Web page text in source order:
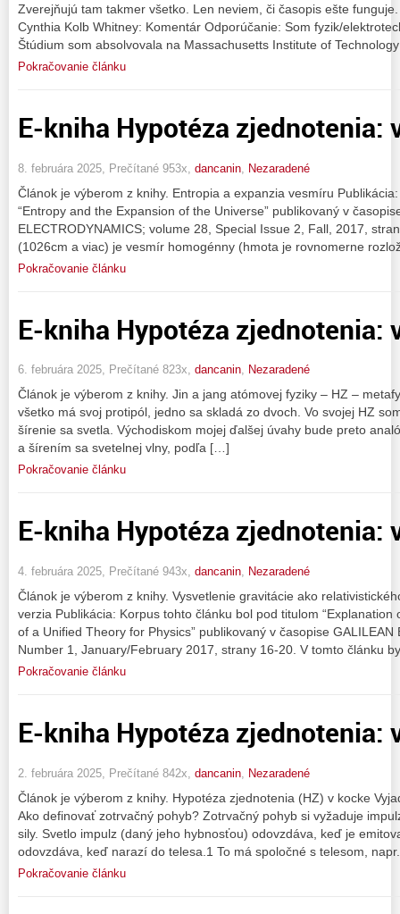
Zverejňujú tam takmer všetko. Len neviem, či časopis ešte
Cynthia Kolb Whitney: Komentár Odporúčanie: Som fyzik/
Štúdium som absolvovala na Massachusetts Institute of
Pokračovanie článku
E-kniha Hypotéza zjednotenia:
8. februára 2025, Prečítané 953x, dancanin Nezaradené
Článok je výberom z knihy. Entropia a expanzia vesmíru
“Entropy and the Expansion of the Universe” publikovaný v
ELECTRODYNAMICS; volume 28, Special Issue 2, Fall, 2017,
(1026cm a viac) je vesmír homogénny (hmota je rovnomerne
Pokračovanie článku
E-kniha Hypotéza zjednotenia:
6. februára 2025, Prečítané 823x, dancanin, Nezaradené
Článok je výberom z knihy. Jin a jang atómovej fyziky – HZ –
všetko má svoj protipól, jedno sa skladá zo dvoch. Vo svojej HZ
šírenie sa svetla. Východiskom mojej ďalšej úvahy bude preto
a šírením sa svetelnej vlny, podľa […]
Pokračovanie článku
E-kniha Hypotéza zjednotenia:
4. februára 2025, Prečítané 943x, dancanin Nezaradené
Článok je výberom z knihy. Vysvetlenie gravitácie ako
verzia Publikácia: Korpus tohto článku bol pod titulom “Explanation
of a Unified Theory for Physics” publikovaný v časopise
Number 1, January/February 2017, strany 16-20. V tomto článku
Pokračovanie článku
E-kniha Hypotéza zjednotenia:
2. februára 2025, Prečítané 842x, dancanin Nezaradené
Článok je výberom z knihy. Hypotéza zjednotenia (HZ) v kocke
Ako definovať zotrvačný pohyb? Zotrvačný pohyb si vyžaduje
sily. Svetlo impulz (daný jeho hybnosťou) odovzdáva, keď je
odovzdáva, keď narazí do telesa.1 To má spoločné s telesom,
Pokračovanie článku